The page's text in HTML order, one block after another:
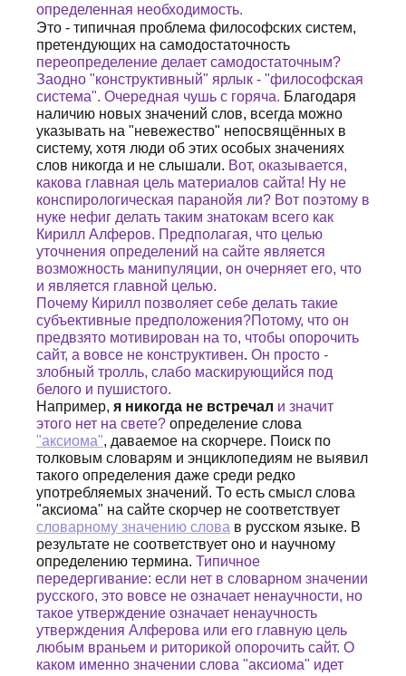
определенная необходимость.
Это - типичная проблема философских систем,
претендующих на самодостаточность
переопределение делает самодостаточным?
Заодно "конструктивный" ярлык - "философская
система". Очередная чушь с горяча. Благодаря
наличию новых значений слов, всегда можно
указывать на "невежество" непосвящённых в
систему, хотя люди об этих особых значениях
слов никогда и не слышали. Вот, оказывается,
какова главная цель материалов сайта! Ну не
конспирологическая паранойя ли? Вот поэтому в
нуке нефиг делать таким знатокам всего как
Кирилл Алферов. Предполагая, что целью
уточнения определений на сайте является
возможность манипуляции, он очерняет его, что
и является главной целью.
Почему Кирилл позволяет себе делать такие
субъективные предположения?Потому, что он
предвзято мотивирован на то, чтобы опорочить
сайт, а вовсе не конструктивен. Он просто -
злобный тролль, слабо маскирующийся под
белого и пушистого.
Например, я никогда не встречал и значит
этого нет на свете? определение слова
"аксиома", даваемое на скорчере. Поиск по
толковым словарям и энциклопедиям не выявил
такого определения даже среди редко
употребляемых значений. То есть смысл слова
"аксиома" на сайте скорчер не соответствует
словарному значению слова в русском языке. В
результате не соответствует оно и научному
определению термина. Типичное
передергивание: если нет в словарном значении
русского, это вовсе не означает ненаучности, но
такое утверждение означает ненаучность
утверждения Алферова или его главную цель
любым враньем и риторикой опорочить сайт. О
каком именно значении слова "аксиома" идет